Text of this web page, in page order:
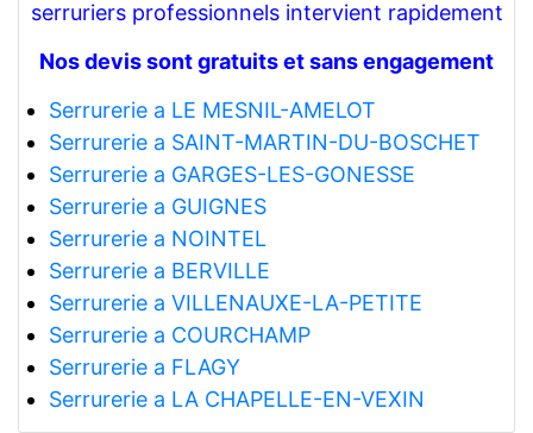
serruriers professionnels intervient rapidement
Nos devis sont gratuits et sans engagement
Serrurerie a LE MESNIL-AMELOT
Serrurerie a SAINT-MARTIN-DU-BOSCHET
Serrurerie a GARGES-LES-GONESSE
Serrurerie a GUIGNES
Serrurerie a NOINTEL
Serrurerie a BERVILLE
Serrurerie a VILLENAUXE-LA-PETITE
Serrurerie a COURCHAMP
Serrurerie a FLAGY
Serrurerie a LA CHAPELLE-EN-VEXIN